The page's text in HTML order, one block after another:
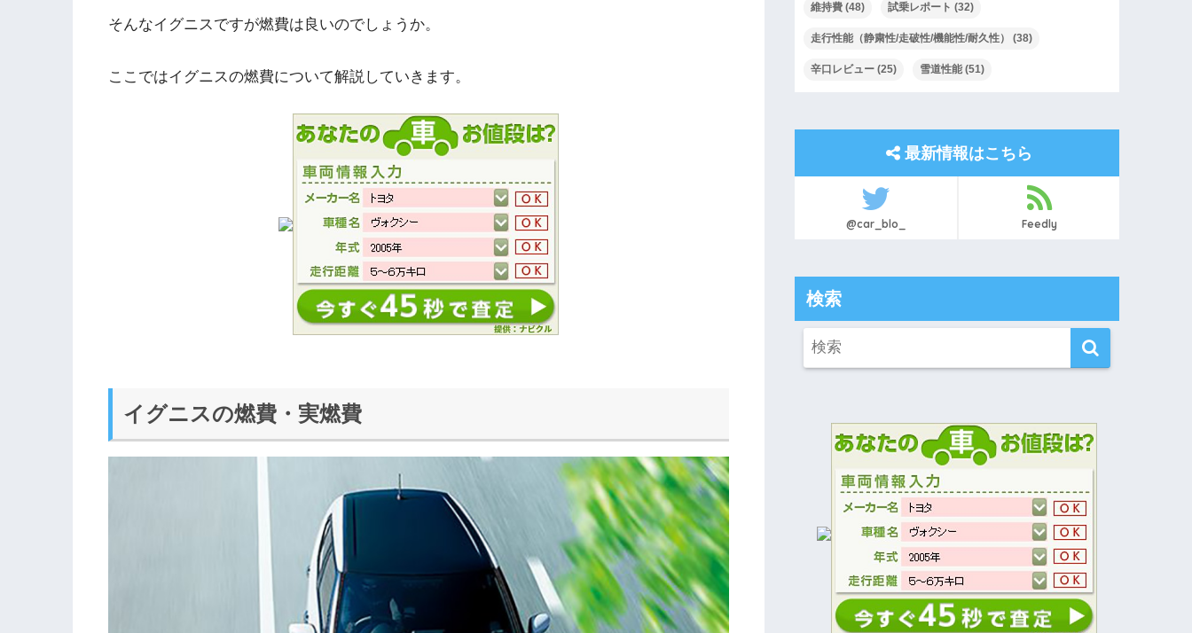
そんなイグニスですが燃費は良いのでしょうか。
ここではイグニスの燃費について解説していきます。
イグニスの燃費・実燃費
維持費 (48) 試乗レポート (32)
走行性能（静粛性/走破性/機能性/耐久性） (38)
辛口レビュー (25) 雪道性能 (51)
最新情報はこちら
@car_blo_ Feedly
検索